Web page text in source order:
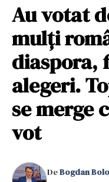
Au votat
mulți
diaspora,
alegeri.
se merge
vot
DeBogdan